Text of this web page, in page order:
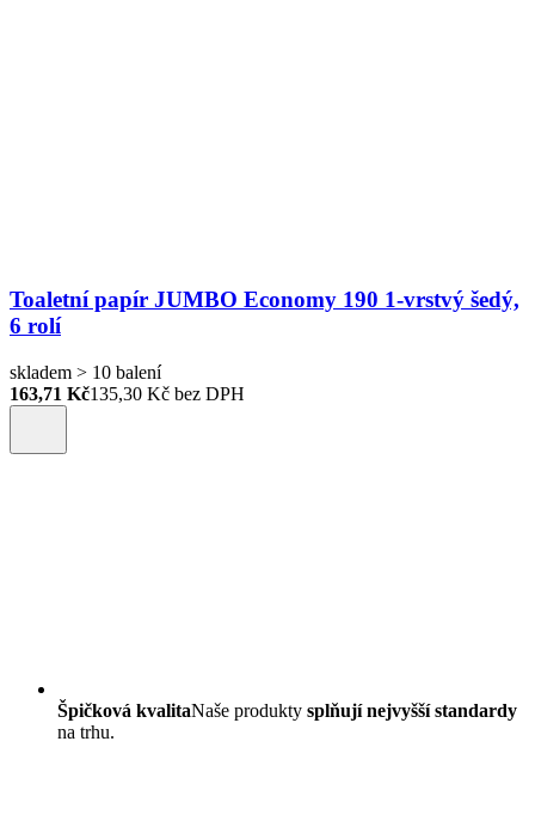
Toaletní papír JUMBO Economy 190 1-vrstvý šedý,
6 rolí
skladem > 10 balení
163,71 Kč135,30 Kč bez DPH
Špičková kvalitaNaše produkty splňují nejvyšší standardy
na trhu.